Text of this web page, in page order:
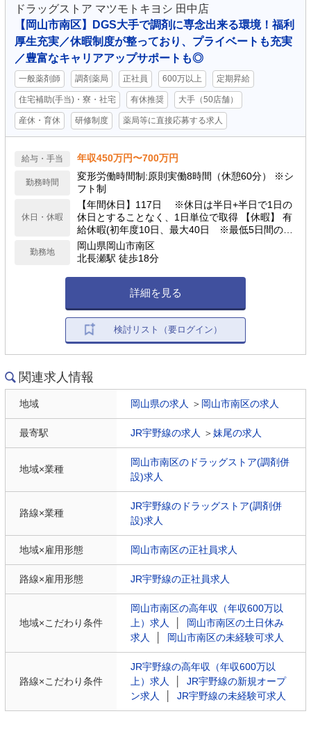
ドラッグストア マツモトキヨシ 田中店
【岡山市南区】DGS大手で調剤に専念出来る環境！福利
厚生充実／休暇制度が整っており、プライベートも充実
／豊富なキャリアアップサポートも◎
一般薬剤師 調剤薬局 正社員 600万以上 定期昇給
住宅補助(手当)・寮・社宅 有休推奨 大手（50店舗）
産休・育休 研修制度 薬局等に直接応募する求人
給与・手当 年収450万円〜700万円
勤務時間
変形労働時間制:原則実働8時間（休憩60分） ※シ
フト制
休日・休暇
【年間休日】117日 ※休日は半日+半日で1日の
休日とすることなく、1日単位で取得 【休暇】 有
給休暇(初年度10日、最大40日 ※最低5日間の有
給休暇取得を義務付） 慶弔休暇、産前産後(産前6
週産後8週)、育児(最大2年）、介護休業 他
勤務地
岡山県岡山市南区
北長瀬駅 徒歩18分
詳細を見る
検討リスト（要ログイン）
関連求人情報
地域 岡山県の求人 ＞ 岡山市南区の求人
最寄駅 JR宇野線の求人 ＞妹尾の求人
地域×業種
岡山市南区のドラッグストア(調剤併
設)求人
路線×業種
JR宇野線のドラッグストア(調剤併
設)求人
地域×雇用形態 岡山市南区の正社員求人
路線×雇用形態 JR宇野線の正社員求人
地域×こだわり条件
岡山市南区の高年収（年収600万以
上）求人
岡山市南区の土日休み
求人
岡山市南区の未経験可求人
路線×こだわり条件
JR宇野線の高年収（年収600万以
上）求人
JR宇野線の新規オープ
ン求人
JR宇野線の未経験可求人